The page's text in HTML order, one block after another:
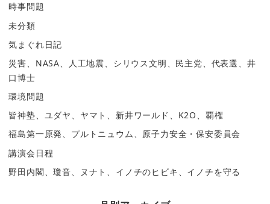
時事問題
未分類
気まぐれ日記
災害、NASA、人工地震、シリウス文明、民主党、代表選、井
口博士
環境問題
皆神塾、ユダヤ、ヤマト、新井ワールド、K2O、覇権
福島第一原発、プルトニュウム、原子力安全・保安委員会
講演会日程
野田内閣、瓊音、ヌナト、イノチのヒビキ、イノチを守る